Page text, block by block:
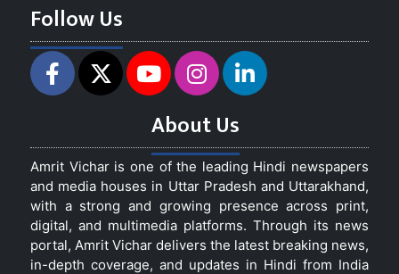
Follow Us
About Us
Amrit Vichar is one of the leading Hindi newspapers
and media houses in Uttar Pradesh and Uttarakhand,
with a strong and growing presence across print,
digital, and multimedia platforms. Through its news
portal, Amrit Vichar delivers the latest breaking news,
in-depth coverage, and updates in Hindi from India